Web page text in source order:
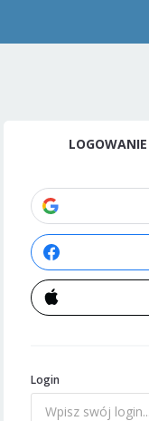
LOGOWANIE
Login